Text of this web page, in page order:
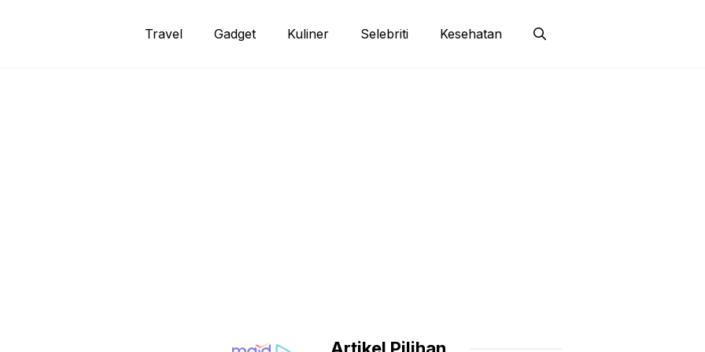
Travel Gadget Kuliner Selebriti Kesehatan